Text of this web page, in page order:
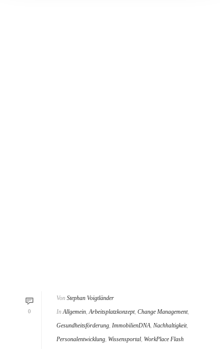
0
Von Stephan Voigtländer
In Allgemein,Arbeitsplatzkonzept, Change Management,
Gesundheitsförderung, ImmobilienDNA, Nachhaltigkeit,
Personalentwicklung, Wissensportal, WorkPlace Flash